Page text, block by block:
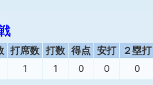
打席数 打数 得点 安打 ２塁打
1 1 0 0 0